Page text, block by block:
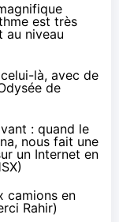
est très
au niveau
là, avec de
de
: quand le
nous fait une
un Internet en
camions en
Rahir)